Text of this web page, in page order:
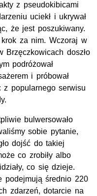
z pseudokibicami
uciekł i ukrywał
że jest poszukiwany.
za nim. Wczoraj w
Brzęczkowicach doszło
podróżował
i próbował
z popularnego serwisu
bulwersowało
sobie pytanie,
dojść do takiej
co zrobiły albo
co się dzieje.
podejmują średnio 220
zdarzeń, dotarcie na